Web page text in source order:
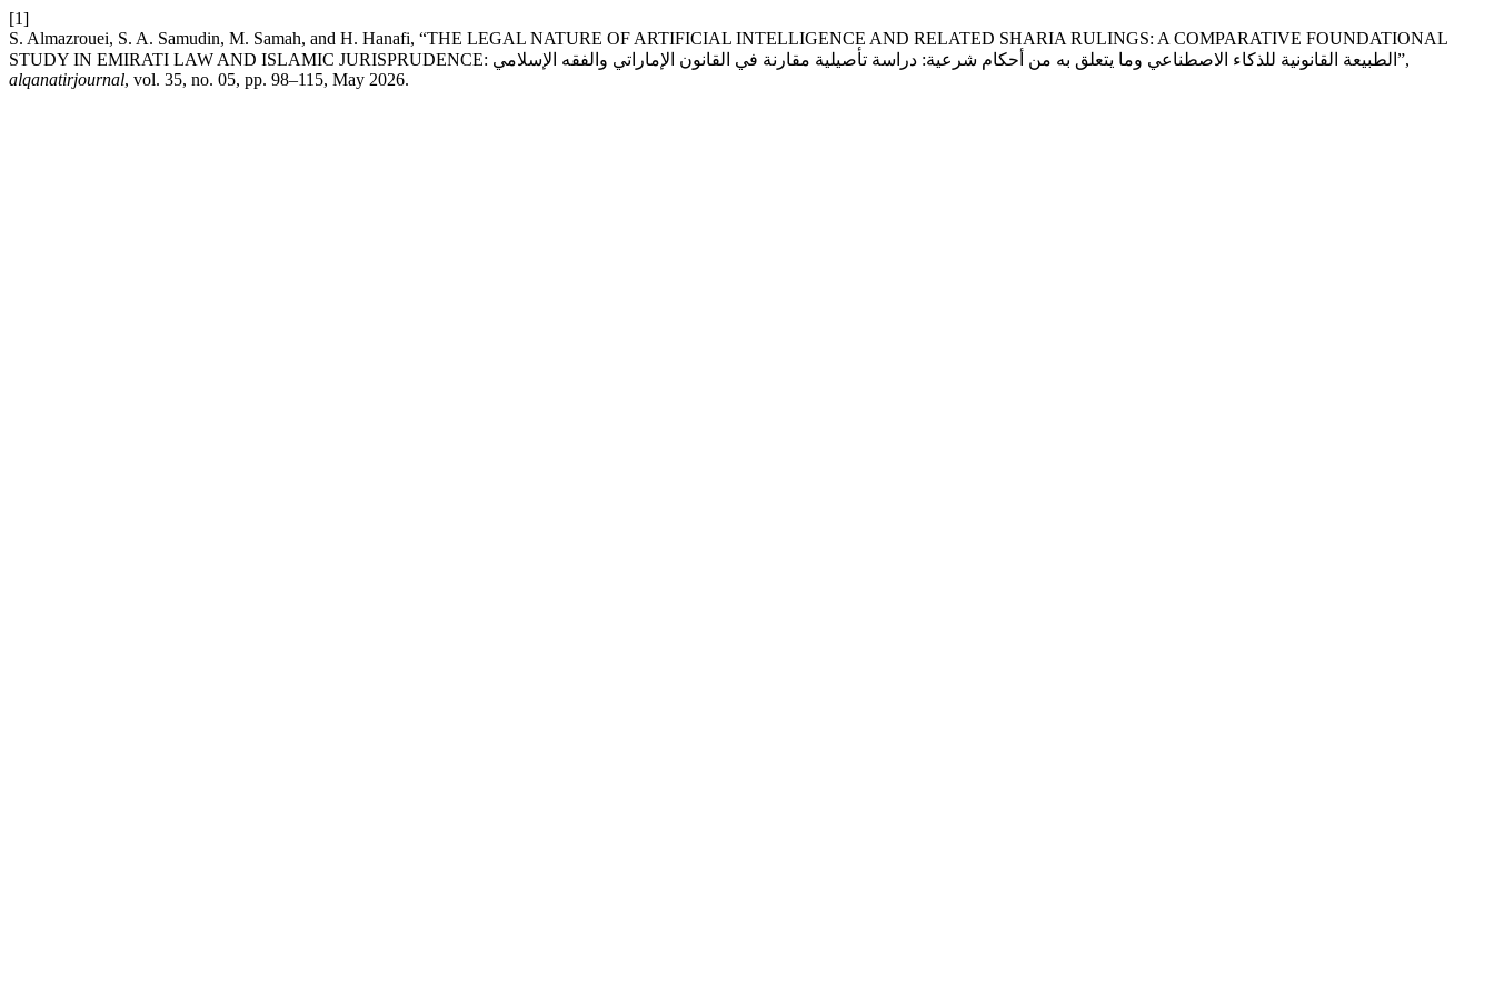
[1]
S. Almazrouei, S. A. Samudin, M. Samah, and H. Hanafi, “THE LEGAL NATURE OF ARTIFICIAL INTELLIGENCE AND RELATED SHARIA RULINGS: A COMPARATIVE FOUNDATIONAL
STUDY IN EMIRATI LAW AND ISLAMIC JURISPRUDENCE: الطبيعة القانونية للذكاء الاصطناعي وما يتعلق به من أحكام شرعية: دراسة تأصيلية مقارنة في القانون الإماراتي والفقه الإسلامي”,
alqanatirjournal, vol. 35, no. 05, pp. 98–115, May 2026.